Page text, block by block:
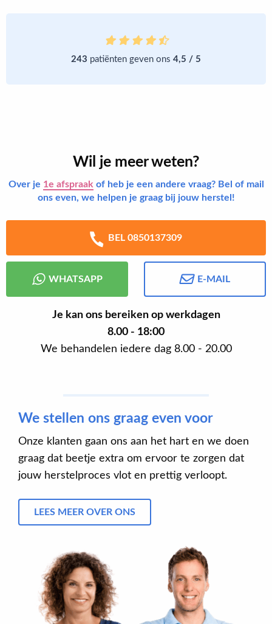
243 patiënten geven ons 4,5 / 5
Wil je meer weten?
Over je 1e afspraak of heb je een andere vraag? Bel of mail
ons even, we helpen je graag bij jouw herstel!
BEL 0850137309
WHATSAPP E-MAIL
Je kan ons bereiken op werkdagen
8.00 - 18:00
We behandelen iedere dag 8.00 - 20.00
We stellen ons graag even voor
Onze klanten gaan ons aan het hart en we doen
graag dat beetje extra om ervoor te zorgen dat
jouw herstelproces vlot en prettig verloopt.
LEES MEER OVER ONS